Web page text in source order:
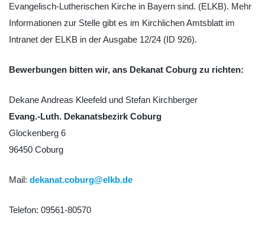
Evangelisch-Lutherischen Kirche in Bayern sind. (ELKB). Mehr
Informationen zur Stelle gibt es im Kirchlichen Amtsblatt im
Intranet der ELKB in der Ausgabe 12/24 (ID 926).
Bewerbungen bitten wir, ans Dekanat Coburg zu richten:
Dekane Andreas Kleefeld und Stefan Kirchberger
Evang.-Luth. Dekanatsbezirk Coburg
Glockenberg 6
96450 Coburg
Mail: dekanat.coburg@elkb.de
Telefon: 09561-80570